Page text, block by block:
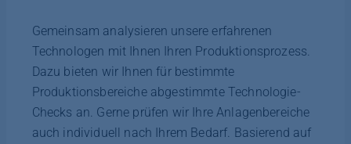
Gemeinsam analysieren unsere erfahrenen
Technologen mit Ihnen Ihren Produktionsprozess.
Dazu bieten wir Ihnen für bestimmte
Produktionsbereiche abgestimmte Technologie-
Checks an. Gerne prüfen wir Ihre Anlagenbereiche
auch individuell nach Ihrem Bedarf. Basierend auf